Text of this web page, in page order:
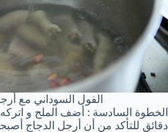
الفول السوداني مع
دقائق للتأكد من أن أرجل الدجاج